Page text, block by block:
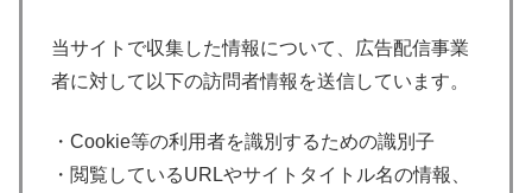
当サイトで収集した情報について、広告配信事業
者に対して以下の訪問者情報を送信しています。
・Cookie等の利用者を識別するための識別子
・閲覧しているURLやサイトタイトル名の情報、